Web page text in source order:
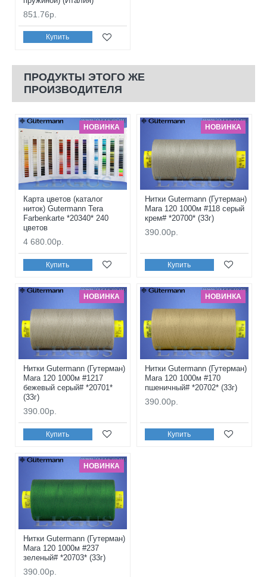
851.76р.
Купить
ПРОДУКТЫ ЭТОГО ЖЕ
ПРОИЗВОДИТЕЛЯ
НОВИНКА
Карта цветов (каталог
ниток) Gutermann Tera
Farbenkarte *20340* 240
цветов
4 680.00р.
Купить
НОВИНКА
Нитки Gutermann (Гутерман)
Mara 120 1000м #118 серый
крем# *20700* (33г)
390.00р.
Купить
НОВИНКА
Нитки Gutermann (Гутерман)
Mara 120 1000м #1217
бежевый серый# *20701*
(33г)
390.00р.
Купить
НОВИНКА
Нитки Gutermann (Гутерман)
Mara 120 1000м #170
пшеничный# *20702* (33г)
390.00р.
Купить
НОВИНКА
Нитки Gutermann (Гутерман)
Mara 120 1000м #237
зеленый# *20703* (33г)
390.00р.